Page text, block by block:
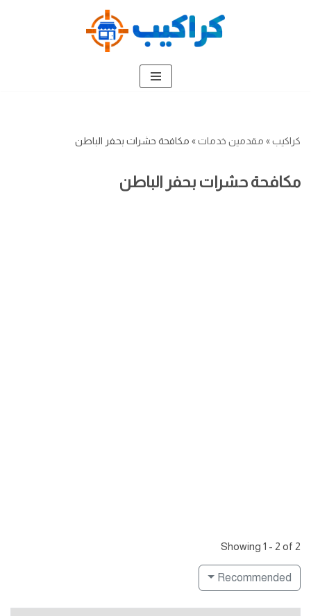
كراكيب» مقدمين خدمات» مكافحة حشرات بحفر الباطن
مكافحة حشرات بحفر الباطن
Showing 1 - 2 of 2
Recommended